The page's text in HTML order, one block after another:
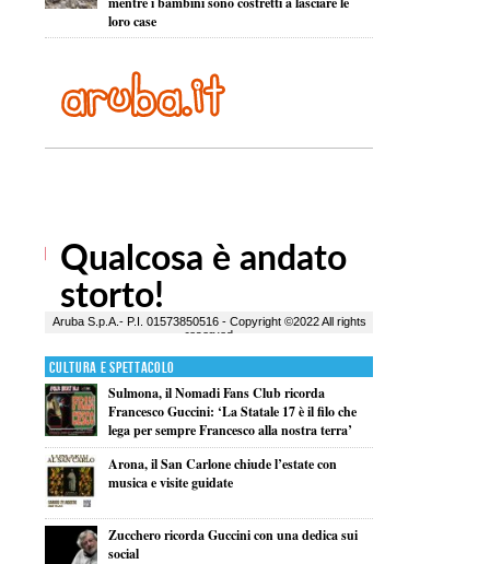
loro case
Cultura e Spettacolo
Sulmona, il Nomadi Fans Club ricorda
Francesco Guccini: ‘La Statale 17 è il filo che
lega per sempre Francesco alla nostra terra’
Arona, il San Carlone chiude l’estate con
musica e visite guidate
Zucchero ricorda Guccini con una dedica sui
social